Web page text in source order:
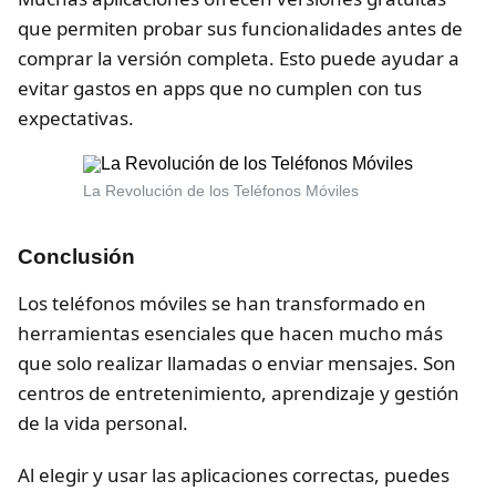
que permiten probar sus funcionalidades antes de
comprar la versión completa. Esto puede ayudar a
evitar gastos en apps que no cumplen con tus
expectativas.
La Revolución de los Teléfonos Móviles
Conclusión
Los teléfonos móviles se han transformado en
herramientas esenciales que hacen mucho más
que solo realizar llamadas o enviar mensajes. Son
centros de entretenimiento, aprendizaje y gestión
de la vida personal.
Al elegir y usar las aplicaciones correctas, puedes